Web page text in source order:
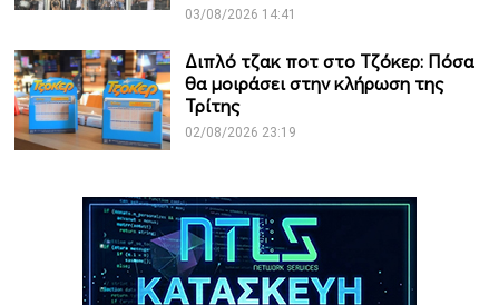
03/08/2026 14:41
Διπλό τζακ ποτ στο Τζόκερ: Πόσα
θα μοιράσει στην κλήρωση της
Τρίτης
02/08/2026 23:19